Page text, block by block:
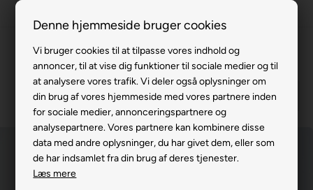
Denne hjemmeside bruger cookies
Vi bruger cookies til at tilpasse vores indhold og
annoncer, til at vise dig funktioner til sociale medier og til
at analysere vores trafik. Vi deler også oplysninger om
din brug af vores hjemmeside med vores partnere inden
for sociale medier, annonceringspartnere og
analysepartnere. Vores partnere kan kombinere disse
data med andre oplysninger, du har givet dem, eller som
de har indsamlet fra din brug af deres tjenester.
Læs mere
Gratis levering v. køb for 799,-
Service hos dig
3 års garanti
63 15 00 00